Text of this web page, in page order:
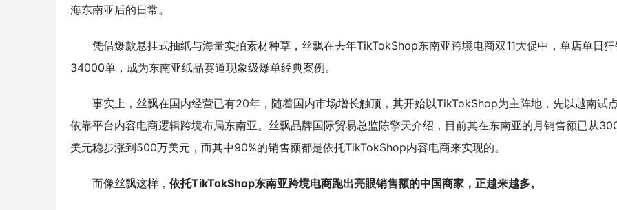
海东南亚后的日常。
凭借爆款悬挂式抽纸与海量实拍素材种草，丝飘在去年TikTokShop东南亚跨境电商双11大促中，单店单日狂
34000单，成为东南亚纸品赛道现象级爆单经典案例。
事实上，丝飘在国内经营已有20年，随着国内市场增长触顶，其开始以TikTokShop为主阵地，先以越南试点
依靠平台内容电商逻辑跨境布局东南亚。丝飘品牌国际贸易总监陈擎天介绍，目前其在东南亚的月销售额已从
美元稳步涨到500万美元，而其中90%的销售额都是依托TikTokShop内容电商来实现的。
而像丝飘这样， 依托TikTokShop东南亚跨境电商跑出亮眼销售额的中国商家，正越来越多。